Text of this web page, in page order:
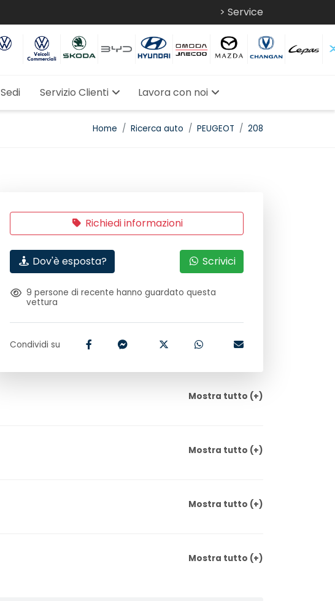
> Service
Sedi Servizio Clienti Lavora con noi
Home Ricerca auto PEUGEOT 208
Richiedi informazioni
Dov'è esposta? Scrivici
9 persone di recente hanno guardato questa
vettura
Condividi su
Mostra tutto (+)
Mostra tutto (+)
Mostra tutto (+)
Mostra tutto (+)